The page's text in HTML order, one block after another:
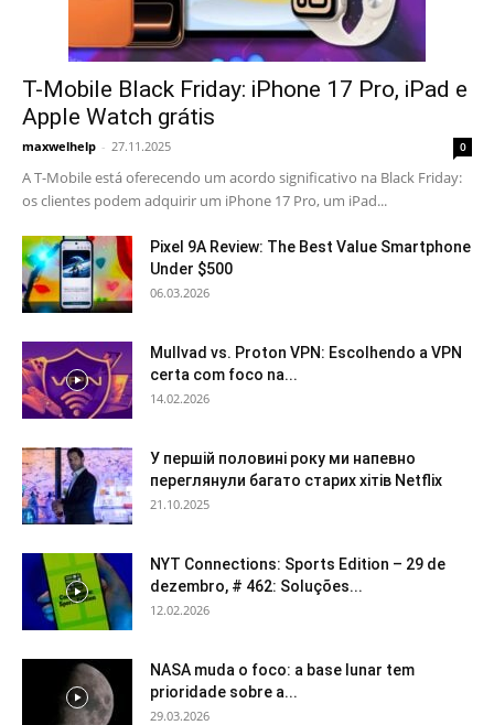
T-Mobile Black Friday: iPhone 17 Pro, iPad e
Apple Watch grátis
maxwelhelp - 27.11.2025 0
A T-Mobile está oferecendo um acordo significativo na Black Friday:
os clientes podem adquirir um iPhone 17 Pro, um iPad...
Pixel 9A Review: The Best Value Smartphone
Under $500
06.03.2026
Mullvad vs. Proton VPN: Escolhendo a VPN
certa com foco na...
14.02.2026
У першій половині року ми напевно
переглянули багато старих хітів Netflix
21.10.2025
NYT Connections: Sports Edition – 29 de
dezembro, # 462: Soluções...
12.02.2026
NASA muda o foco: a base lunar tem
prioridade sobre a...
29.03.2026